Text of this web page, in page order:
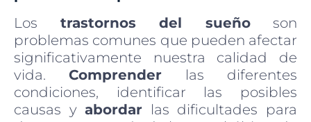
Los trastornos del sueñoson
problemas comunes que pueden afectar
significativamente nuestra calidad de
vida.Comprender las diferentes
condiciones, identificar las posibles
causas yabordar las dificultades para